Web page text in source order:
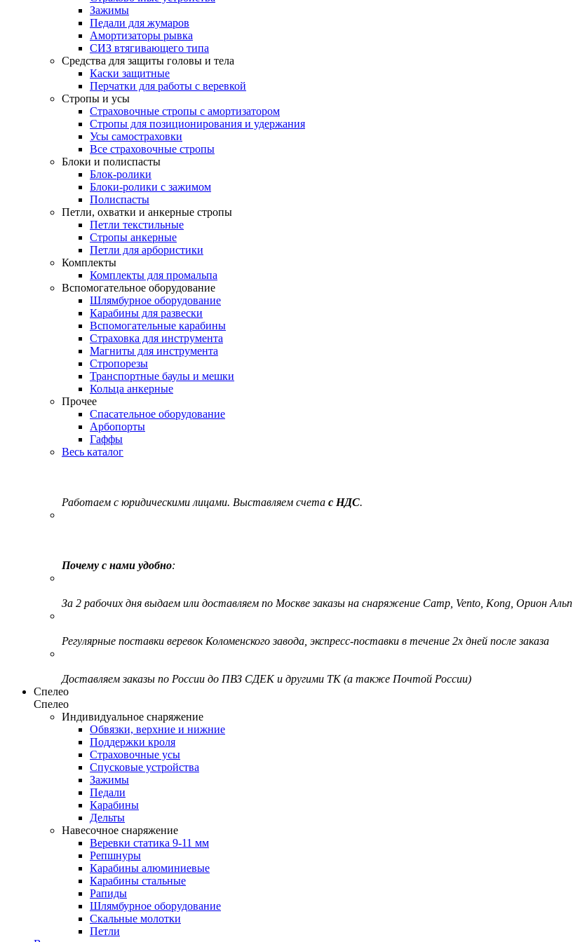
Зажимы
Педали для жумаров
Амортизаторы рывка
СИЗ втягивающего типа
Средства для защиты головы и тела
Каски защитные
Перчатки для работы с веревкой
Стропы и усы
Страховочные стропы с амортизатором
Стропы для позиционирования и удержания
Усы самостраховки
Все страховочные стропы
Блоки и полиспасты
Блок-ролики
Блоки-ролики с зажимом
Полиспасты
Петли, охватки и анкерные стропы
Петли текстильные
Стропы анкерные
Петли для арбористики
Комплекты
Комплекты для промальпа
Вспомогательное оборудование
Шлямбурное оборудование
Карабины для развески
Вспомогательные карабины
Страховка для инструмента
Магниты для инструмента
Стропорезы
Транспортные баулы и мешки
Кольца анкерные
Прочее
Спасательное оборудование
Арбопорты
Гаффы
Весь каталог
Работаем с юридическими лицами. Выставляем счета с НДС.
Почему с нами удобно:
За 2 рабочих дня выдаем или доставляем по Москве заказы на снаряжение Camp, Vento, Kong, Орион Альп
Регулярные поставки веревок Коломенского завода, экспресс-поставки в течение 2х дней после заказа
Доставляем заказы по России до ПВЗ СДЕК и другими ТК (а также Почтой России)
Спелео
Спелео
Индивидуальное снаряжение
Обвязки, верхние и нижние
Поддержки кроля
Страховочные усы
Спусковые устройства
Зажимы
Педали
Карабины
Дельты
Навесочное снаряжение
Веревки статика 9-11 мм
Репшнуры
Карабины алюминиевые
Карабины стальные
Рапиды
Шлямбурное оборудование
Скальные молотки
Петли